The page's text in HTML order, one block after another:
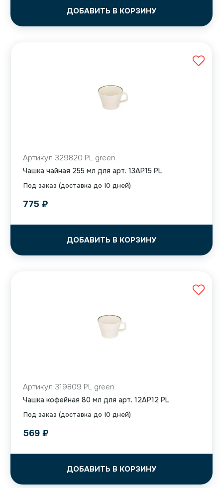
ДОБАВИТЬ В КОРЗИНУ
Под заказ (доставка до 10 дней)
Артикул 329820 PL green
Чашка чайная 255 мл для арт. 13AP15 PL
775 ₽
ДОБАВИТЬ В КОРЗИНУ
Под заказ (доставка до 10 дней)
Артикул 319809 PL green
Чашка кофейная 80 мл для арт. 12AP12 PL
569 ₽
ДОБАВИТЬ В КОРЗИНУ